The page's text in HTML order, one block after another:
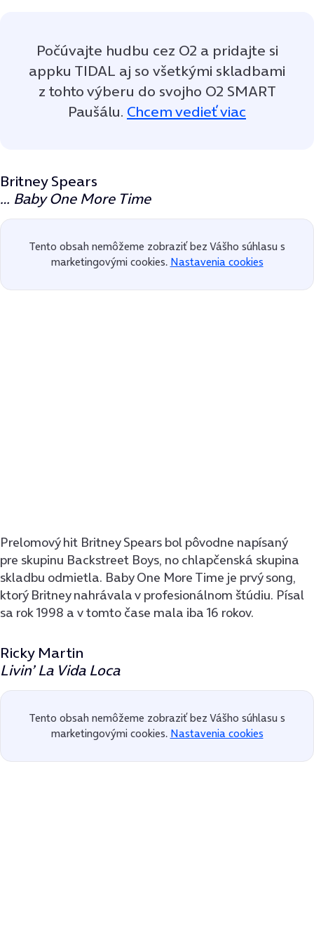
Počúvajte hudbu cez O2 a pridajte si
appku TIDAL aj so všetkými skladbami
z tohto výberu do svojho O2 SMART
Paušálu. Chcem vedieť viac
Britney Spears
… Baby One More Time
Tento obsah nemôžeme zobraziť bez Vášho súhlasu s
marketingovými cookies. Nastavenia cookies
Prelomový hit Britney Spears bol pôvodne napísaný
pre skupinu Backstreet Boys, no chlapčenská skupina
skladbu odmietla. Baby One More Time je prvý song,
ktorý Britney nahrávala v profesionálnom štúdiu. Písal
sa rok 1998 a v tomto čase mala iba 16 rokov.
Ricky Martin
Livin’ La Vida Loca
Tento obsah nemôžeme zobraziť bez Vášho súhlasu s
marketingovými cookies. Nastavenia cookies